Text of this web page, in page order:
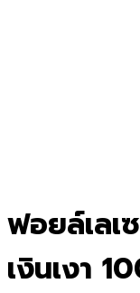
ฟอยล์เล
เงินเงา